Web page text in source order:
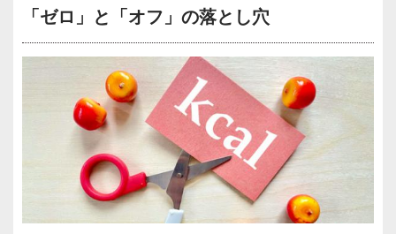
「ゼロ」と「オフ」の落とし穴